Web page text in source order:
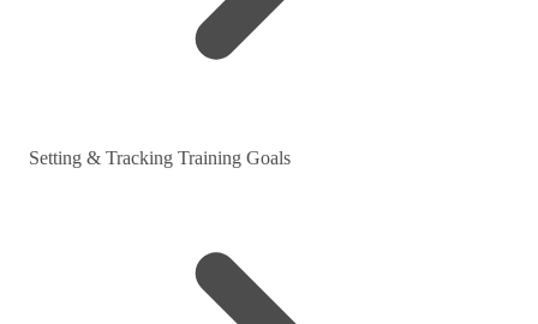
Setting & Tracking Training Goals